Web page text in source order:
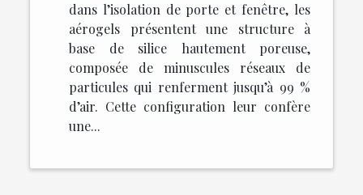
dans l’isolation de porte et fenêtre, les
aérogels présentent une structure à
base de silice hautement poreuse,
composée de minuscules réseaux de
particules qui renferment jusqu’à 99 %
d’air. Cette configuration leur confère
une...